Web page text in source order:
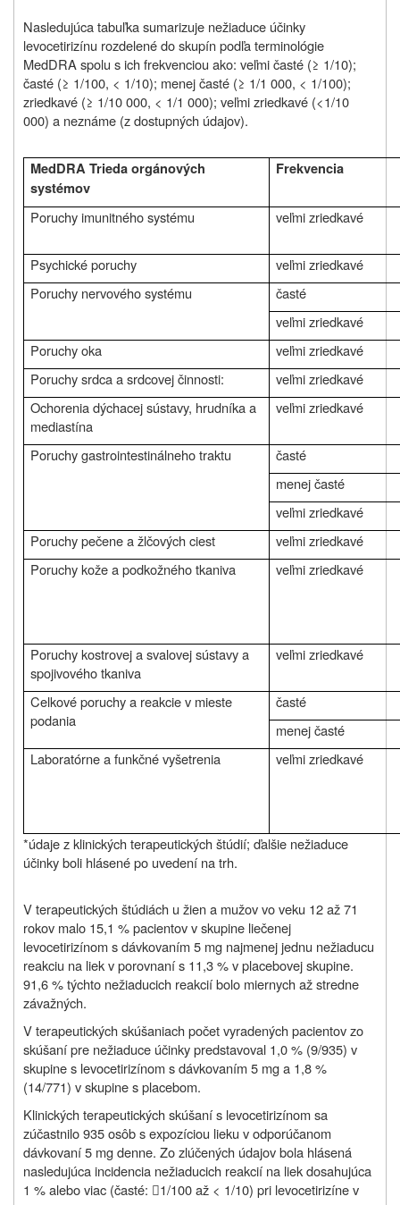
Nasledujúca tabuľka sumarizuje nežiaduce účinky
levocetirizínu rozdelené do skupín podľa terminológie
MedDRA spolu s ich frekvenciou ako: veľmi časté (≥ 1/10);
časté (≥ 1/100, < 1/10); menej časté (≥ 1/1 000, < 1/100);
zriedkavé (≥ 1/10 000, < 1/1 000); veľmi zriedkavé (<1/10
000) a neznáme (z dostupných údajov).
MedDRA Trieda orgánových
systémov
Frekvencia
Poruchy imunitného systému veľmi zriedkavé
Psychické poruchy
veľmi zriedkavé
Poruchy nervového systému
časté
veľmi zriedkavé
Poruchy oka
veľmi zriedkavé
Poruchy srdca a srdcovej činnosti:
veľmi zriedkavé
Ochorenia dýchacej sústavy, hrudníka a
mediastína
veľmi zriedkavé
Poruchy gastrointestinálneho traktu
časté
menej časté
veľmi zriedkavé
Poruchy pečene a žlčových ciest
veľmi zriedkavé
Poruchy kože a podkožného tkaniva
veľmi zriedkavé
Poruchy kostrovej a svalovej sústavy a
spojivového tkaniva
veľmi zriedkavé
Celkové poruchy a reakcie v mieste
podania
časté
menej časté
Laboratórne a funkčné vyšetrenia
veľmi zriedkavé
*údaje z klinických terapeutických štúdií; ďalšie nežiaduce
účinky boli hlásené po uvedení na trh.
V terapeutických štúdiách u žien a mužov vo veku 12 až 71
rokov malo 15,1 % pacientov v skupine liečenej
levocetirizínom s dávkovaním 5 mg najmenej jednu nežiaducu
reakciu na liek v porovnaní s 11,3 % v placebovej skupine.
91,6 % týchto nežiaducich reakcií bolo miernych až stredne
závažných.
V terapeutických skúšaniach počet vyradených pacientov zo
skúšaní pre nežiaduce účinky predstavoval 1,0 % (9/935) v
skupine s levocetirizínom s dávkovaním 5 mg a 1,8 %
(14/771) v skupine s placebom.
Klinických terapeutických skúšaní s levocetirizínom sa
zúčastnilo 935 osôb s expozíciou lieku v odporúčanom
dávkovaní 5 mg denne. Zo zlúčených údajov bola hlásená
nasledujúca incidencia nežiaducich reakcií na liek dosahujúca
1 % alebo viac (časté: 1/100 až < 1/10) pri levocetirizíne v